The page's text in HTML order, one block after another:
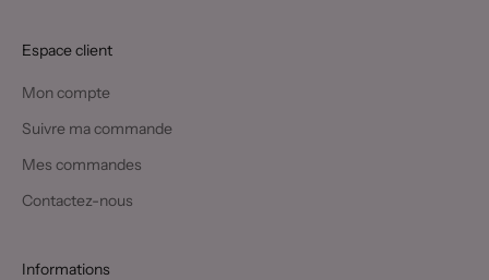
Espace client
Mon compte
Suivre ma commande
Mes commandes
Contactez-nous
Informations